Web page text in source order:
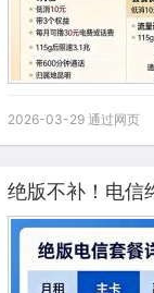
2026-03-29 通过网页
绝版不补！电信